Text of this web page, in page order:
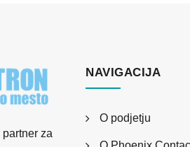
za
NAVIGACIJA
O podjetju